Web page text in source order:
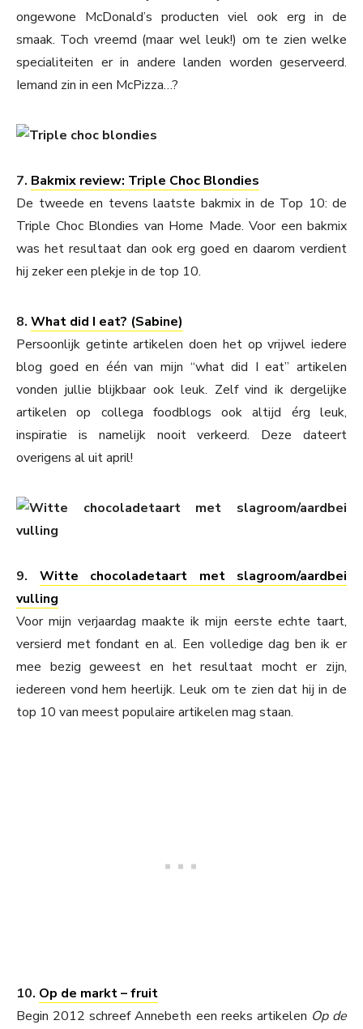
ongewone McDonald’s producten viel ook erg in de
smaak. Toch vreemd (maar wel leuk!) om te zien welke
specialiteiten er in andere landen worden geserveerd.
Iemand zin in een McPizza…?
7. Bakmix review: Triple Choc Blondies
De tweede en tevens laatste bakmix in de Top 10: de
Triple Choc Blondies van Home Made. Voor een bakmix
was het resultaat dan ook erg goed en daarom verdient
hij zeker een plekje in de top 10.
8. What did I eat? (Sabine)
Persoonlijk getinte artikelen doen het op vrijwel iedere
blog goed en één van mijn “what did I eat” artikelen
vonden jullie blijkbaar ook leuk. Zelf vind ik dergelijke
artikelen op collega foodblogs ook altijd érg leuk,
inspiratie is namelijk nooit verkeerd. Deze dateert
overigens al uit april!
9. Witte chocoladetaart met slagroom/aardbei
vulling
Voor mijn verjaardag maakte ik mijn eerste echte taart,
versierd met fondant en al. Een volledige dag ben ik er
mee bezig geweest en het resultaat mocht er zijn,
iedereen vond hem heerlijk. Leuk om te zien dat hij in de
top 10 van meest populaire artikelen mag staan.
10. Op de markt – fruit
Begin 2012 schreef Annebeth een reeks artikelen Op de